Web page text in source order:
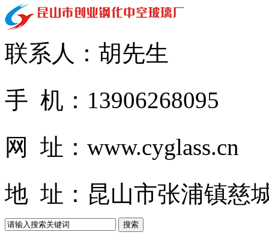
联系人：胡先生
手 机：13906268095
网 址：www.cyglass.cn
地 址：昆山市张浦镇慈